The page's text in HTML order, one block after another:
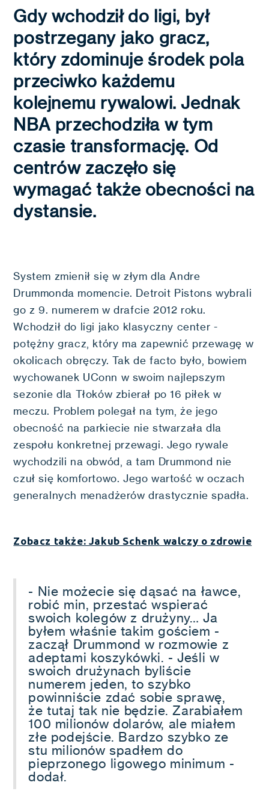
Gdy wchodził do ligi, był
postrzegany jako gracz,
który zdominuje środek pola
przeciwko każdemu
kolejnemu rywalowi. Jednak
NBA przechodziła w tym
czasie transformację. Od
centrów zaczęło się
wymagać także obecności na
dystansie.
System zmienił się w złym dla Andre
Drummonda momencie. Detroit Pistons wybrali
go z 9. numerem w drafcie 2012 roku.
Wchodził do ligi jako klasyczny center -
potężny gracz, który ma zapewnić przewagę w
okolicach obręczy. Tak de facto było, bowiem
wychowanek UConn w swoim najlepszym
sezonie dla Tłoków zbierał po 16 piłek w
meczu. Problem polegał na tym, że jego
obecność na parkiecie nie stwarzała dla
zespołu konkretnej przewagi. Jego rywale
wychodzili na obwód, a tam Drummond nie
czuł się komfortowo. Jego wartość w oczach
generalnych menadżerów drastycznie spadła.
Zobacz także: Jakub Schenk walczy o zdrowie
- Nie możecie się dąsać na ławce,
robić min, przestać wspierać
swoich kolegów z drużyny… Ja
byłem właśnie takim gościem -
zaczął Drummond w rozmowie z
adeptami koszykówki. - Jeśli w
swoich drużynach byliście
numerem jeden, to szybko
powinniście zdać sobie sprawę,
że tutaj tak nie będzie. Zarabiałem
100 milionów dolarów, ale miałem
złe podejście. Bardzo szybko ze
stu milionów spadłem do
pieprzonego ligowego minimum -
dodał.